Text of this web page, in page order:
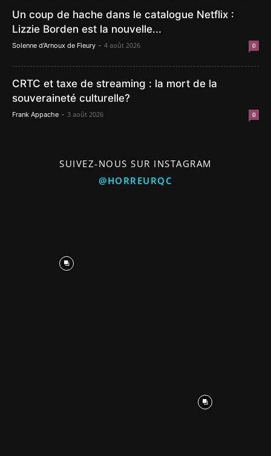
Un coup de hache dans le catalogue Netflix :
Lizzie Borden est la nouvelle...
Solenne d'Arnoux de Fleury - 4 août 2026 0
CRTC et taxe de streaming : la mort de la
souveraineté culturelle?
Frank Appache - 3 août 2026 0
SUIVEZ-NOUS SUR INSTAGRAM
@HORREURQC